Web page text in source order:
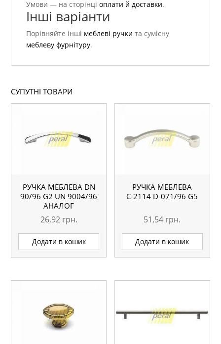
Умови — на сторінціоплати й доставки.
Інші варіанти
Порівняйте інші меблеві ручки та сумісну
меблеву фурнітуру.
СУПУТНІ ТОВАРИ
РУЧКА МЕБЛЕВА DN
90/96 G2 UN 9004/96
АНАЛОГ
26,92 грн.
Додати в кошик
РУЧКА МЕБЛЕВА
С-2114 D-071/96 G5
51,54 грн.
Додати в кошик